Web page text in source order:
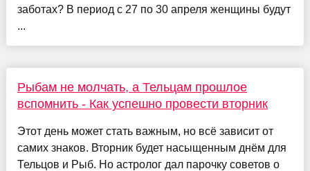
заботах? В период с 27 по 30 апреля женщины будут
...
Рыбам не молчать, а Тельцам прошлое
вспомнить - Как успешно провести вторник
Этот день может стать важным, но всё зависит от
самих знаков. Вторник будет насыщенным днём для
Тельцов и Рыб. Но астролог дал парочку советов о